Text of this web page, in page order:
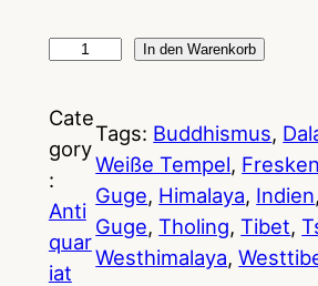
b
e
t
–
D
e
In den Warenkorb
Cate
gory
:
Anti
quar
iat
Tags: Buddhismus,
Weiße Tempel,
Guge, Himalaya, Indien,
Guge, Tholing, Tibet,
Westhimalaya,